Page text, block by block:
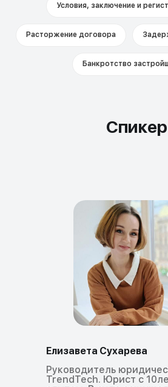
Условия, заключение и
Расторжение договора
Банкротство
Спикер
Елизавета Сухарева
Руководитель
TrendTech. Юрист с